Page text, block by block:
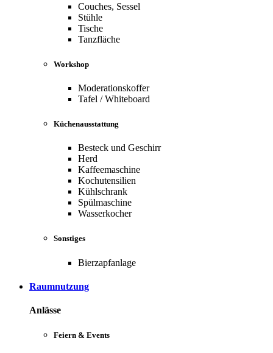
Couches, Sessel
Stühle
Tische
Tanzfläche
Workshop
Moderationskoffer
Tafel / Whiteboard
Küchenausstattung
Besteck und Geschirr
Herd
Kaffeemaschine
Kochutensilien
Kühlschrank
Spülmaschine
Wasserkocher
Sonstiges
Bierzapfanlage
Raumnutzung
Anlässe
Feiern & Events